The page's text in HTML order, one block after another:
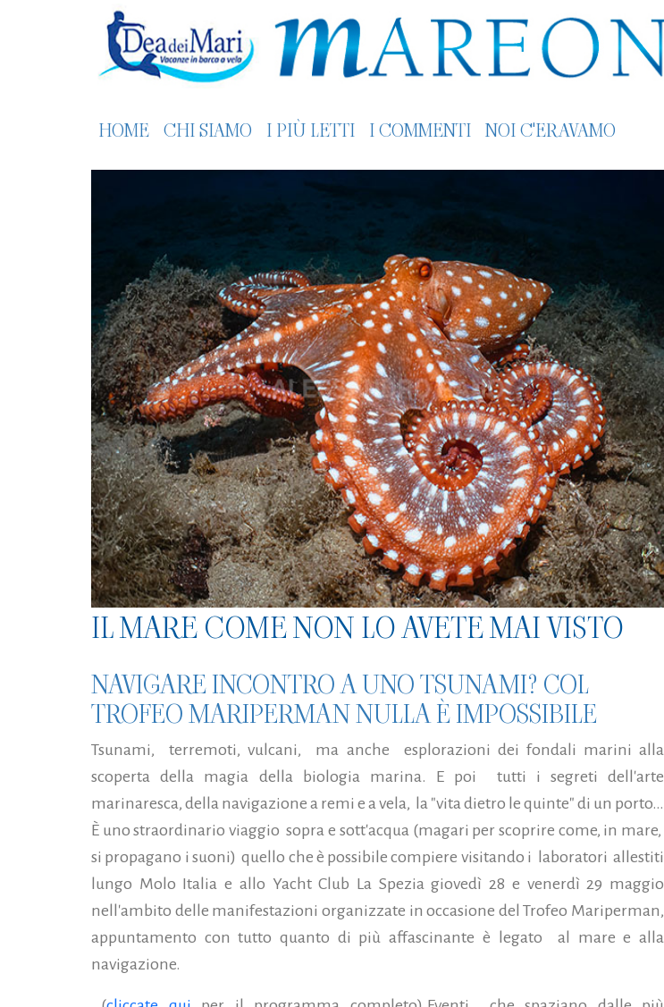
HOME CHI SIAMO I PIÙ LETTI I COMMENTI NOI C'ERAVAMO
IL MARE COME NON LO AVETE MAI VISTO
NAVIGARE INCONTRO A UNO TSUNAMI? COL
TROFEO MARIPERMAN NULLA È IMPOSSIBILE
Tsunami, terremoti, vulcani, ma anche
esplorazioni dei fondali marini alla
scoperta della magia della biologia marina. E poi
tutti i segreti dell'arte
marinaresca, della navigazione a remi e a vela, la "vita dietro le quinte" di un porto…
È uno straordinario viaggio sopra e sott'acqua (magari per scoprire come, in mare,
si propagano i suoni) quello che è possibile compiere visitando i laboratori allestiti
lungo Molo Italia e allo Yacht Club La Spezia giovedì 28 e venerdì 29 maggio
nell'ambito delle manifestazioni organizzate in occasione del Trofeo Mariperman,
appuntamento con tutto quanto di più affascinante è legato
al mare e alla
navigazione.